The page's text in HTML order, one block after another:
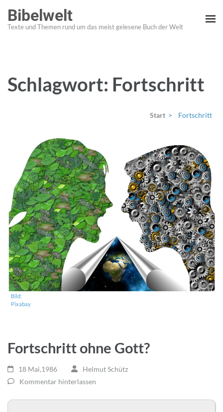
Inhalt
springen
Bibelwelt
Texte und Themen rund um das meist gelesene Buch der Welt
Schlagwort: Fortschritt
Start > Fortschritt
Bild:
Pixabay
Fortschritt ohne Gott?
18 Mai,1986
Helmut Schütz
Kommentar hinterlassen